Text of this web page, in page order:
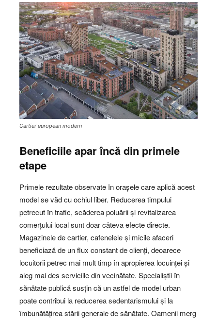
Cartier european modern
Beneficiile apar încă din primele
etape
Primele rezultate observate în orașele care aplică acest
model se văd cu ochiul liber. Reducerea timpului
petrecut în trafic, scăderea poluării și revitalizarea
comerțului local sunt doar câteva efecte directe.
Magazinele de cartier, cafenelele și micile afaceri
beneficiază de un flux constant de clienți, deoarece
locuitorii petrec mai mult timp în apropierea locuinței și
aleg mai des serviciile din vecinătate. Specialiștii în
sănătate publică susțin că un astfel de model urban
poate contribui la reducerea sedentarismului și la
îmbunătățirea stării generale de sănătate. Oamenii merg